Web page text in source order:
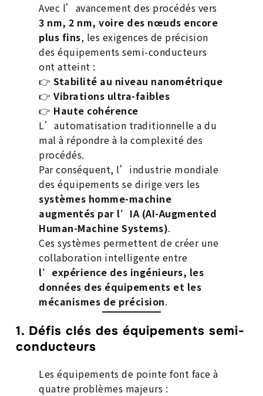
Avec l’avancement des procédés vers
3 nm, 2 nm, voire des nœuds encore
plus fins, les exigences de précision
des équipements semi-conducteurs
ont atteint :
👉Stabilité au niveau nanométrique
👉Vibrations ultra-faibles
👉 Haute cohérence
L’automatisation traditionnelle a du
mal à répondre à la complexité des
procédés.
Par conséquent, l’industrie mondiale
des équipements se dirige vers les
systèmes homme-machine
augmentés par l’IA (AI-Augmented
Human-Machine Systems).
Ces systèmes permettent de créer une
collaboration intelligente entre
l’expérience des ingénieurs, les
données des équipements et les
mécanismes de précision.
1. Défis clés des équipements semi-
conducteurs
Les équipements de pointe font face à
quatre problèmes majeurs :